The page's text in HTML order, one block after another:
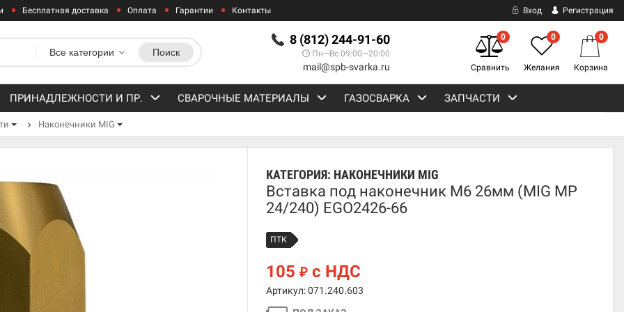
Бесплатная доставка Оплата Гарантии Контакты Вход Регистрация
8 (812) 244-91-60
Пн—Вс 09:00—20:00
mail@spb-svarka.ru
Все категории Поиск
0
Сравнить
0
Желания
0
Корзина
ПРИНАДЛЕЖНОСТИ И ПР. СВАРОЧНЫЕ МАТЕРИАЛЫ ГАЗОСВАРКА ЗАПЧАСТИ
Наконечники MIG
КАТЕГОРИЯ: НАКОНЕЧНИКИ MIG
Вставка под наконечник M6 26мм (MIG MP
24/240) EGO2426-66
ПТК
105₽ с НДС
Артикул: 071.240.603